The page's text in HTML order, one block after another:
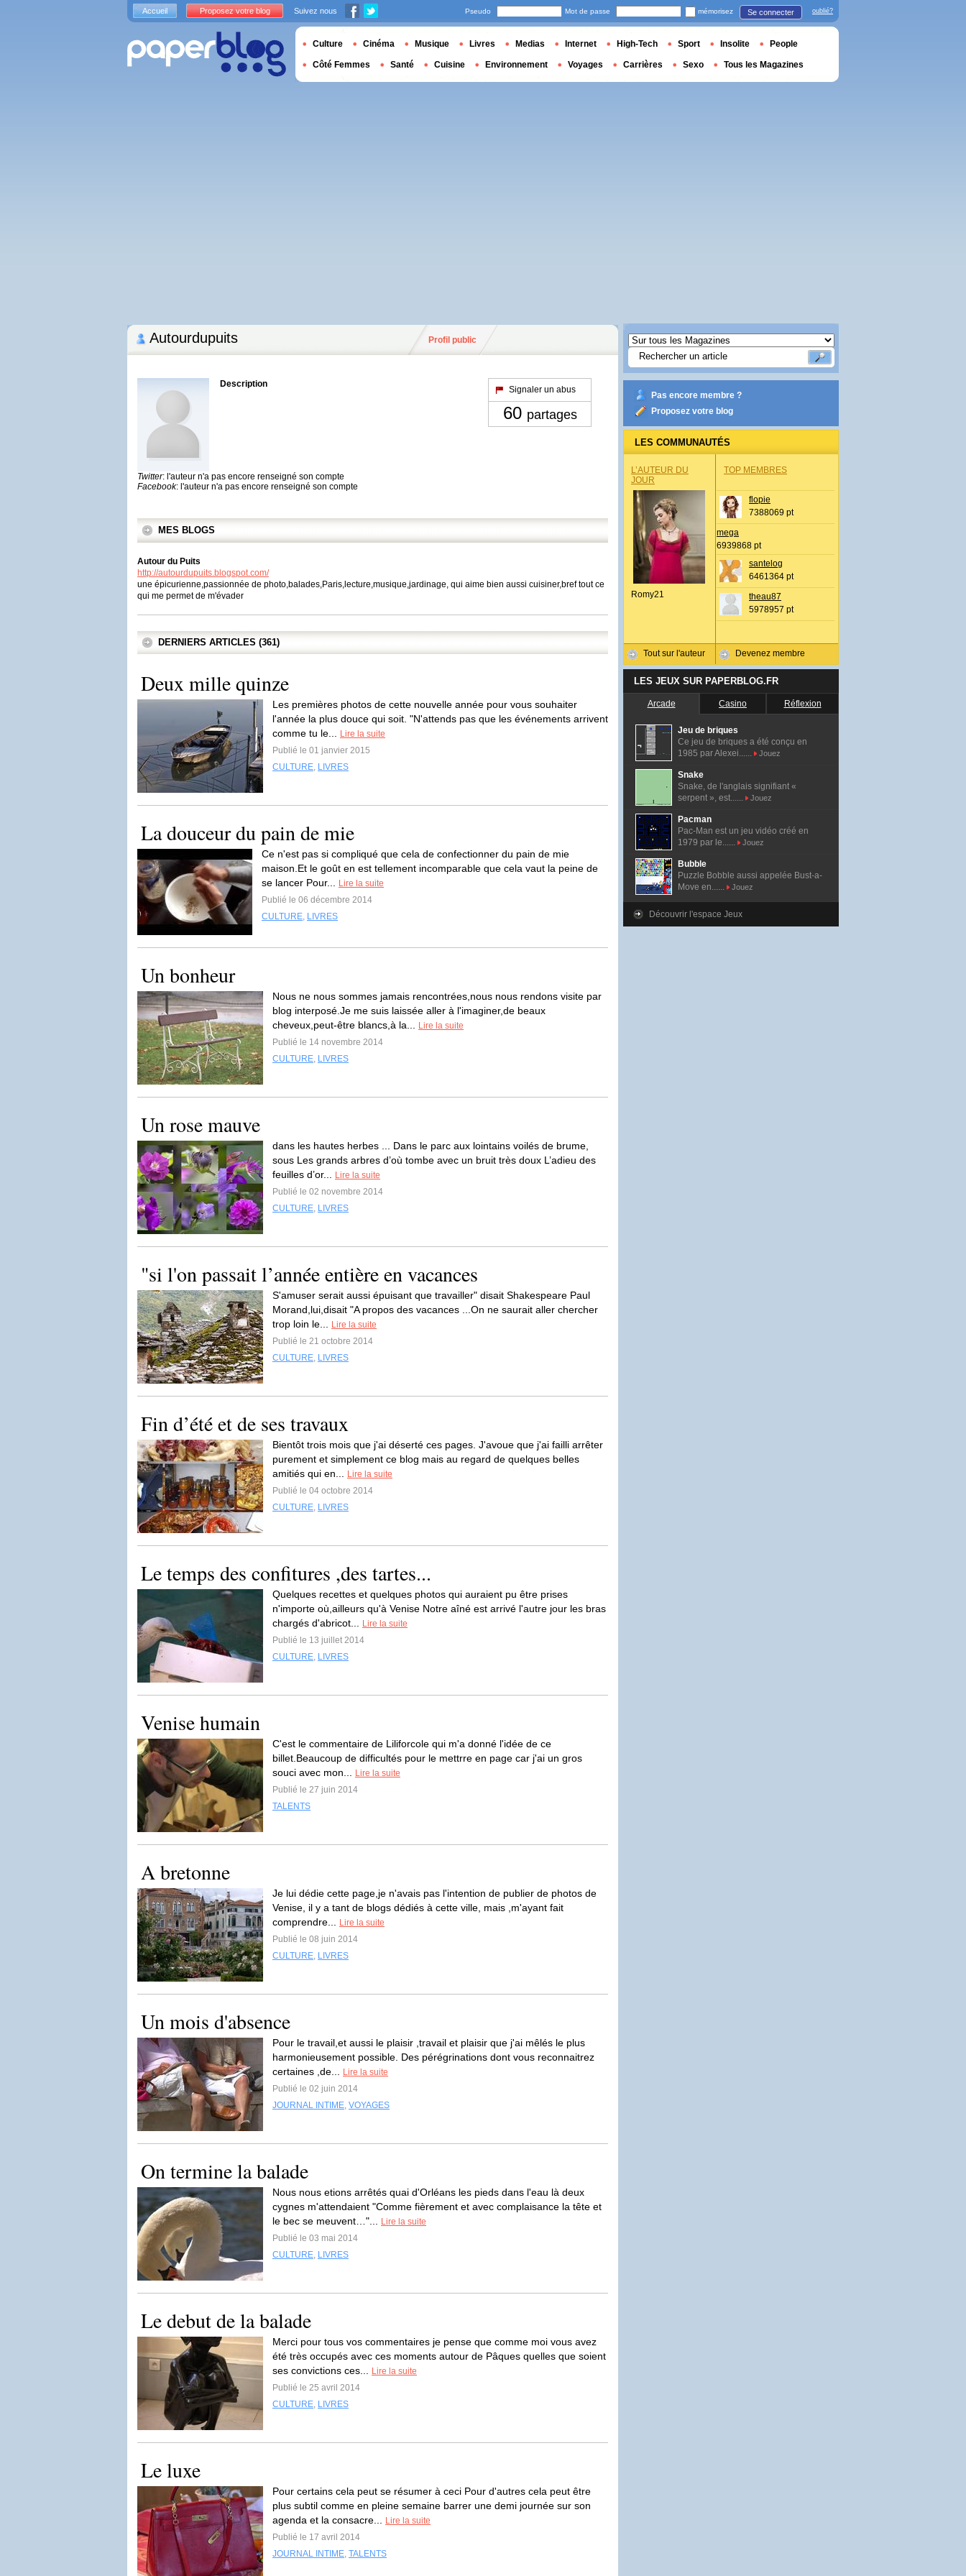
Autourdupuits Profil public
Description
Twitter: l'auteur n'a pas encore renseigné son compte
Facebook: l'auteur n'a pas encore renseigné son compte
Signaler un abus
60 partages
MES BLOGS
Autour du Puits
http://autourdupuits.blogspot.com/
une épicurienne,passionnée de photo,balades,Paris,lecture,musique,jardinage, qui aime bien aussi cuisiner,bref tout ce
qui me permet de m'évader
DERNIERS ARTICLES (361)
Deux mille quinze
Les premières photos de cette nouvelle année pour vous souhaiter
l'année la plus douce qui soit. "N'attends pas que les événements arrivent
comme tu le...
Lire la suite
Publié le 01 janvier 2015
CULTURE, LIVRES
La douceur du pain de mie
Ce n'est pas si compliqué que cela de confectionner du pain de mie
maison.Et le goût en est tellement incomparable que cela vaut la peine de
se lancer Pour...
Lire la suite
Publié le 06 décembre 2014
CULTURE, LIVRES
Un bonheur
Nous ne nous sommes jamais rencontrées,nous nous rendons visite par
blog interposé.Je me suis laissée aller à l'imaginer,de beaux
cheveux,peut-être blancs,à la...
Lire la suite
Publié le 14 novembre 2014
CULTURE, LIVRES
Un rose mauve
dans les hautes herbes ... Dans le parc aux lointains voilés de brume,
sous Les grands arbres d’où tombe avec un bruit très doux L’adieu des
feuilles d’or...
Lire la suite
Publié le 02 novembre 2014
CULTURE, LIVRES
"si l'on passait l’année entière en vacances
S'amuser serait aussi épuisant que travailler" disait Shakespeare Paul
Morand,lui,disait "A propos des vacances ...On ne saurait aller chercher
trop loin le...
Lire la suite
Publié le 21 octobre 2014
CULTURE, LIVRES
Fin d’été et de ses travaux
Bientôt trois mois que j'ai déserté ces pages. J'avoue que j'ai failli arrêter
purement et simplement ce blog mais au regard de quelques belles
amitiés qui en...
Lire la suite
Publié le 04 octobre 2014
CULTURE, LIVRES
Le temps des confitures ,des tartes...
Quelques recettes et quelques photos qui auraient pu être prises
n'importe où,ailleurs qu'à Venise Notre aîné est arrivé l'autre jour les bras
chargés d'abricot...
Lire la suite
Publié le 13 juillet 2014
CULTURE, LIVRES
Venise humain
C'est le commentaire de Liliforcole qui m'a donné l'idée de ce
billet.Beaucoup de difficultés pour le mettrre en page car j'ai un gros
souci avec mon...
Lire la suite
Publié le 27 juin 2014
TALENTS
A bretonne
Je lui dédie cette page,je n'avais pas l'intention de publier de photos de
Venise, il y a tant de blogs dédiés à cette ville, mais ,m'ayant fait
comprendre...
Lire la suite
Publié le 08 juin 2014
CULTURE, LIVRES
Un mois d'absence
Pour le travail,et aussi le plaisir ,travail et plaisir que j'ai mêlés le plus
harmonieusement possible. Des pérégrinations dont vous reconnaitrez
certaines ,de...
Lire la suite
Publié le 02 juin 2014
JOURNAL INTIME, VOYAGES
On termine la balade
Nous nous etions arrêtés quai d'Orléans les pieds dans l'eau là deux
cygnes m'attendaient "Comme fièrement et avec complaisance la tête et
le bec se meuvent…"...
Lire la suite
Publié le 03 mai 2014
CULTURE, LIVRES
Le debut de la balade
Merci pour tous vos commentaires je pense que comme moi vous avez
été très occupés avec ces moments autour de Pâques quelles que soient
ses convictions ces...
Lire la suite
Publié le 25 avril 2014
CULTURE, LIVRES
Le luxe
Pour certains cela peut se résumer à ceci Pour d'autres cela peut être
plus subtil comme en pleine semaine barrer une demi journée sur son
agenda et la consacre...
Lire la suite
Publié le 17 avril 2014
JOURNAL INTIME, TALENTS
Pas encore membre ?
Proposez votre blog
LES COMMUNAUTÉS
L’AUTEUR DU
JOUR
Romy21
Tout sur l'auteur
TOP MEMBRES
flopie
7388069 pt
mega
6939868 pt
santelog
6461364 pt
theau87
5978957 pt
Devenez membre
LES JEUX SUR PAPERBLOG.FR
Arcade Casino Réflexion
Jeu de briques
Ce jeu de briques a été conçu en
1985 par Alexei......
Jouez
Snake
Snake, de l'anglais signifiant «
serpent », est......
Jouez
Pacman
Pac-Man est un jeu vidéo créé en
1979 par le......
Jouez
Bubble
Puzzle Bobble aussi appelée Bust-a-
Move en......
Jouez
Découvrir l'espace Jeux
Accueil Proposez votre blog Suivez nous Pseudo Mot de passe mémorisez Se connecter oublié?
Culture Cinéma Musique Livres Medias Internet High-Tech Sport Insolite People
Côté Femmes Santé Cuisine Environnement Voyages Carrières Sexo Tous les Magazines